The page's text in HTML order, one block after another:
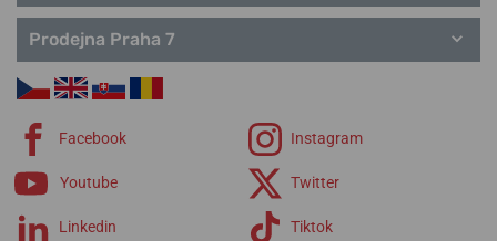
Prodejna Praha 7
Facebook Instagram
Youtube Twitter
Linkedin Tiktok